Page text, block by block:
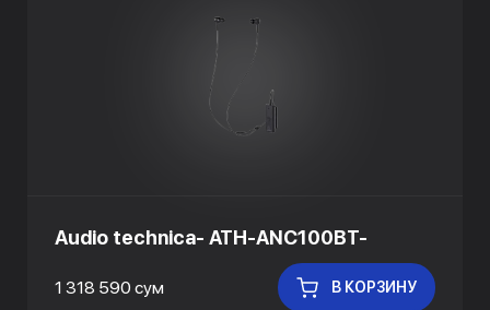
Audio technica- ATH-ANC100BT-
1 318 590 сум В КОРЗИНУ